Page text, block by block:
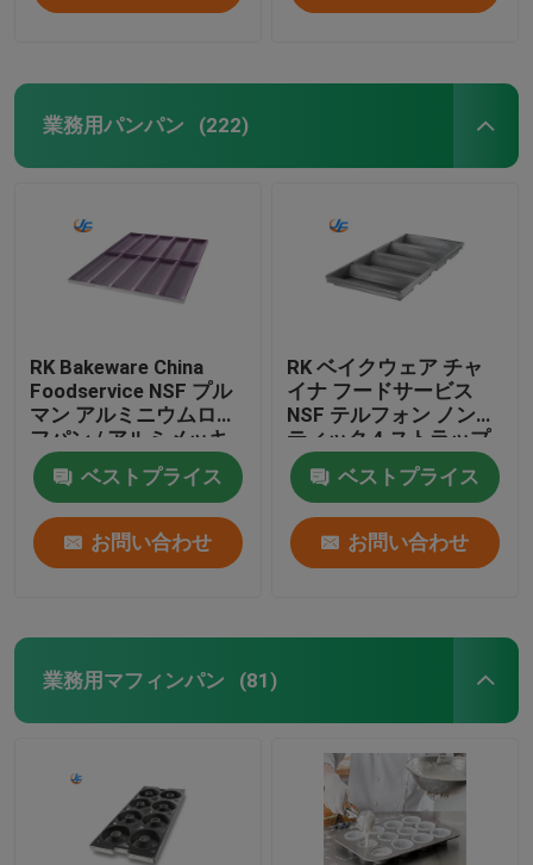
業務用パンパン (222)
RK Bakeware China
Foodservice NSF プル
マン アルミニウムロー
フパン / アルミメッキ
スチールサンドイッチ
ロールパン - 12.5イン
チ X 3インチ X 3/4イン
チ
ベストプライス
お問い合わせ
RK ベイクウェア チャ
イナ フードサービス
NSF テルフォン ノンス
ティック 4 ストラップ
アルミメッキ プルマン
ローフ パン / スチール
ハース パン パン
ベストプライス
お問い合わせ
業務用マフィンパン (81)